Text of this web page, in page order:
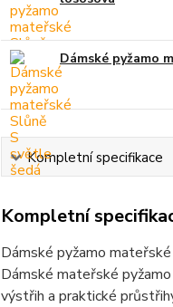
Dámské pyžamo
Kompletní specifikace
Kompletní
Dámské pyžamo
Dámské mateřské
výstřih a praktické